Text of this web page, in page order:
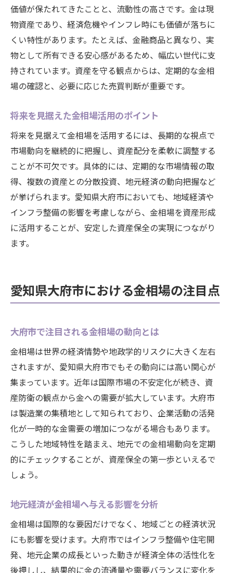
資産価値維持に金相場が有効な理由
ライフステージで変わる金相場の選択法
金相場の最新動向と大府市の展望まとめ
金相場の最新動向から未来を予測する
大府市で注目の金相場トレンド解説
今後の金相場と資産運用の展望を考察
地元経済とともに変化する金相場の特徴
金相場を活用した新たな資産形成法
価値が保たれてきたことと、流動性の高さです。金は現
物資産であり、経済危機やインフレ時にも価値が落ちに
くい特性があります。たとえば、金融商品と異なり、実
物として所有できる安心感があるため、幅広い世代に支
持されています。資産を守る観点からは、定期的な金相
場の確認と、必要に応じた売買判断が重要です。
将来を見据えた金相場活用のポイント
将来を見据えて金相場を活用するには、長期的な視点で
市場動向を継続的に把握し、資産配分を柔軟に調整する
ことが不可欠です。具体的には、定期的な市場情報の取
得、複数の資産との分散投資、地元経済の動向把握など
が挙げられます。愛知県大府市においても、地域経済や
インフラ整備の影響を考慮しながら、金相場を資産形成
に活用することが、安定した資産保全の実現につながり
ます。
愛知県大府市における金相場の注目点
大府市で注目される金相場の動向とは
金相場は世界の経済情勢や地政学的リスクに大きく左右
されますが、愛知県大府市でもその動向には高い関心が
集まっています。近年は国際市場の不安定化が続き、資
産防衛の観点から金への需要が拡大しています。大府市
は製造業の集積地として知られており、企業活動の活発
化が一時的な金需要の増加につながる場合もあります。
こうした地域特性を踏まえ、地元での金相場動向を定期
的にチェックすることが、資産保全の第一歩といえるで
しょう。
地元経済が金相場へ与える影響を分析
金相場は国際的な要因だけでなく、地域ごとの経済状況
にも影響を受けます。大府市ではインフラ整備や住宅開
発、地元企業の成長といった動きが経済全体の活性化を
後押しし、結果的に金の流通量や需要バランスに変化を